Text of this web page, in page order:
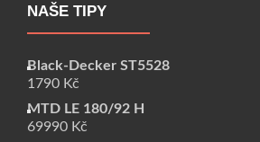
NAŠE TIPY
Black-Decker ST5528
1790 Kč
MTD LE 180/92 H
69990 Kč